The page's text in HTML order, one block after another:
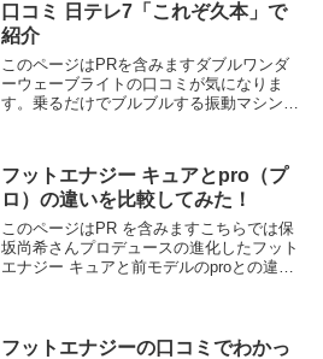
口コミ 日テレ7「これぞ久本」で
紹介
このページはPRを含みますダブルワンダ
ーウェーブライトの口コミが気になりま
す。乗るだけでブルブルする振動マシンは
という不満をよく聞きます。でも【これぞ
久本雅美たまら...
フットエナジー キュアとpro（プ
ロ）の違いを比較してみた！
このページはPR を含みますこちらでは保
坂尚希さんプロデュースの進化したフット
エナジー キュアと前モデルのproとの違い
くと...
フットエナジーの口コミでわかっ